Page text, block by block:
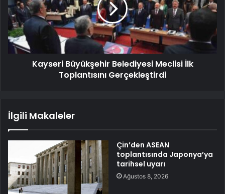
Kayseri Büyükşehir Belediyesi Meclisi İlk
Toplantısını Gerçekleştirdi
İlgili Makaleler
Çin’den ASEAN
toplantısında Japonya’ya
tarihsel uyarı
Ağustos 8, 2026